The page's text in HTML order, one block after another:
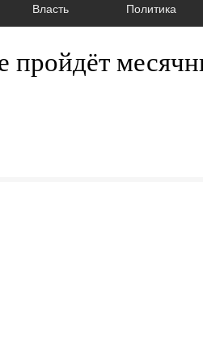
Власть Политика
пройдёт